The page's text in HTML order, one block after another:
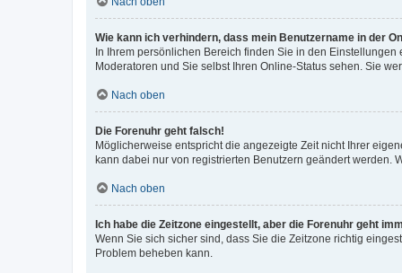
Wie kann ich verhindern, dass mein Benutzername in der
In Ihrem persönlichen Bereich finden Sie in den
Moderatoren und Sie selbst Ihren Online-Status sehen. Sie
Nach oben
Die Forenuhr geht falsch!
Möglicherweise entspricht die angezeigte Zeit nicht Ihrer
kann dabei nur von registrierten Benutzern geändert werden.
Nach oben
Ich habe die Zeitzone eingestellt, aber die Forenuhr geht
Wenn Sie sich sicher sind, dass Sie die Zeitzone richtig
Problem beheben kann.